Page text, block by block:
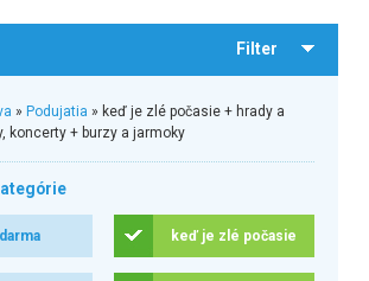
Filter
» Podujatia » keď je zlé počasie + hrady a
koncerty + burzy a jarmoky
keď je zlé počasie